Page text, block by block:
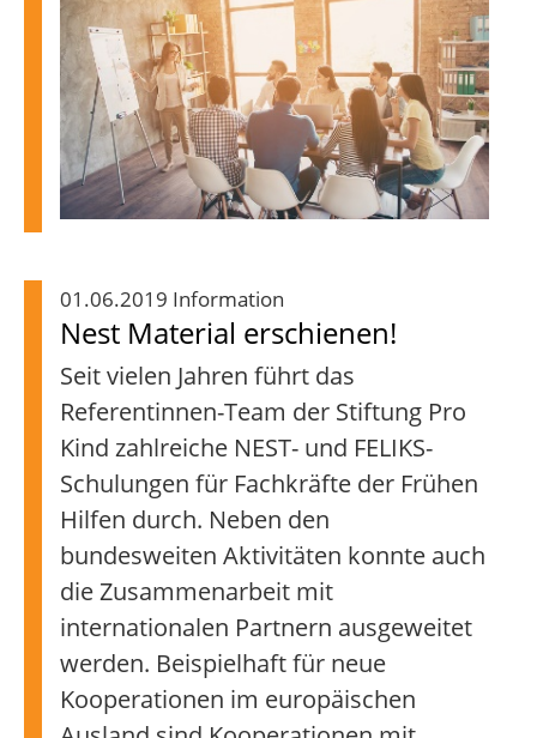
01.06.2019 Information
Nest Material erschienen!
Seit vielen Jahren führt das
Referentinnen-Team der Stiftung Pro
Kind zahlreiche NEST- und FELIKS-
Schulungen für Fachkräfte der Frühen
Hilfen durch. Neben den
bundesweiten Aktivitäten konnte auch
die Zusammenarbeit mit
internationalen Partnern ausgeweitet
werden. Beispielhaft für neue
Kooperationen im europäischen